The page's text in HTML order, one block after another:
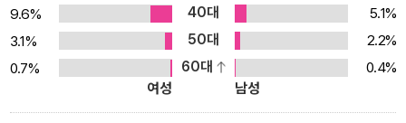
9.6% 40대
5.1%
3.1%
50대
2.2%
0.7%
60대
0.4%
여성
남성